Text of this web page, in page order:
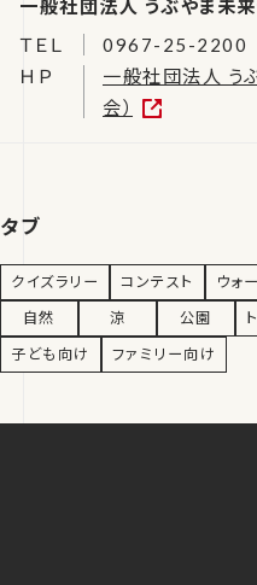
一般社団法人 うぶやま未来
ＴＥＬ
0967-25-2200
ＨＰ
一般社団法人 う
会）
タブ
クイズラリー コンテスト ウォ
自然
涼 公園
子ども向け
ファミリー向け